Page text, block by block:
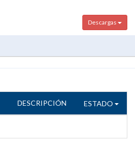
Descargas
DESCRIPCIÓN ESTADO